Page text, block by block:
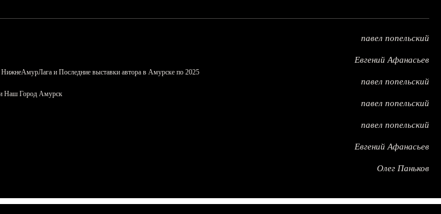
павел попельский
Евгений Афанасьев
и Последние выставки автора в Амурске по 2025
павел попельский
и Наш Город Амурск
павел попельский
павел попельский
Евгений Афанасьев
Олег Паньков